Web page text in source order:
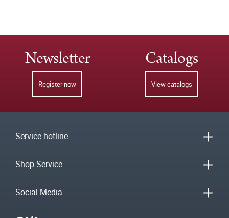
Newsletter
Register now
Catalogs
View catalogs
Service hotline
Shop-Service
Social Media